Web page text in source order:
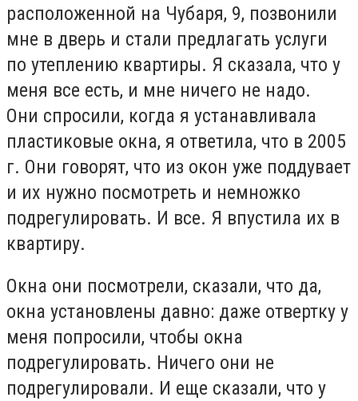
расположенной на Чубаря, 9, позвонили
мне в дверь и стали предлагать услуги
по утеплению квартиры. Я сказала, что у
меня все есть, и мне ничего не надо.
Они спросили, когда я устанавливала
пластиковые окна, я ответила, что в 2005
г. Они говорят, что из окон уже поддувает
и их нужно посмотреть и немножко
подрегулировать. И все. Я впустила их в
квартиру.
Окна они посмотрели, сказали, что да,
окна установлены давно: даже отвертку у
меня попросили, чтобы окна
подрегулировать. Ничего они не
подрегулировали. И еще сказали, что у